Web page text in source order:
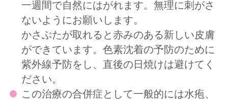
一週間で自然にはがれます。無理に刺がさ
ないようにお願いします。
かさぶたが取れると赤みのある新しい皮膚
ができています。色素沈着の予防のために
紫外線予防をし、直後の日焼けは避けてく
ださい。
この治療の合併症として一般的には水疱、